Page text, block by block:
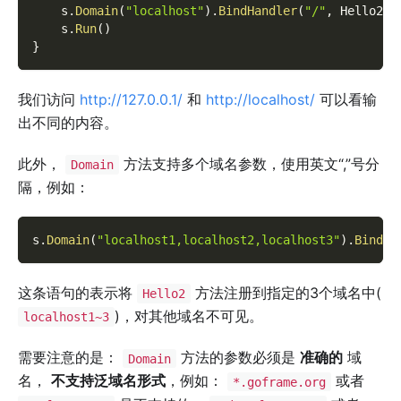
    s
. Domain( "localhost") . BindHandler( "/" , Hello2
    s
. Run( )
}
我们访问 http://127.0.0.1/ 和 http://localhost/ 可以看输
出不同的内容。
此外， Domain
方法支持多个域名参数，使用英文“,”号分
隔，例如：
s . Domain( "localhost1,localhost2,localhost3") .
这条语句的表示将 Hello2 方法注册到指定的3个域名中(
localhost1~3 )，对其他域名不可见。
需要注意的是： Domain 方法的参数必须是 准确的域
名， 不支持泛域名形式 ，例如： *.goframe.org 或者